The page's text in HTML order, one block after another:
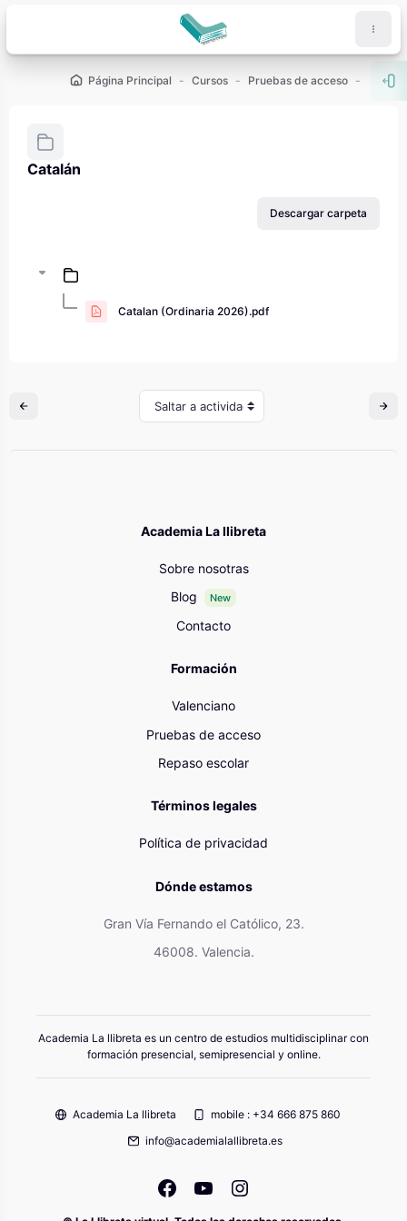
Página Principal Cursos Pruebas de acceso PAU -
Catalán
Descargar carpeta
Catalan (Ordinaria 2026).pdf
Saltar a actividad
Academia La llibreta
Sobre nosotras
Blog
New
Contacto
Formación
Valenciano
Pruebas de acceso
Repaso escolar
Términos legales
Política de privacidad
Dónde estamos
Gran Vía Fernando el Católico, 23.
46008. Valencia.
Academia La llibreta es un centro de estudios multidisciplinar con
formación presencial, semipresencial y online.
Academia La llibreta
mobile : +34 666 875 860
info@academialallibreta.es